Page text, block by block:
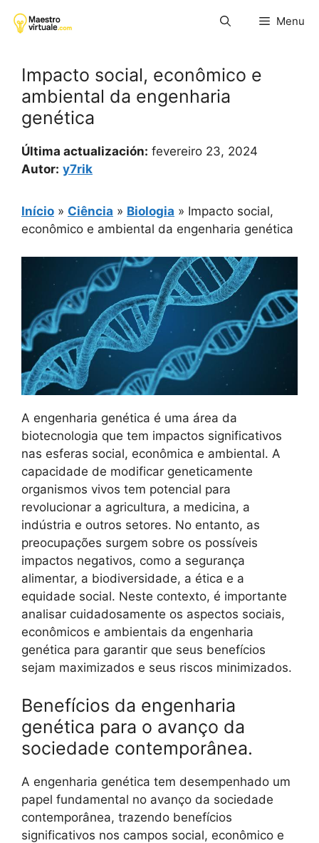
para
Menu
Impacto social, econômico e
ambiental da engenharia
genética
Última actualización: fevereiro 23, 2024
Autor: y7rik
Início » Ciência » Biologia » Impacto social,
econômico e ambiental da engenharia genética
A engenharia genética é uma área da
biotecnologia que tem impactos significativos
nas esferas social, econômica e ambiental. A
capacidade de modificar geneticamente
organismos vivos tem potencial para
revolucionar a agricultura, a medicina, a
indústria e outros setores. No entanto, as
preocupações surgem sobre os possíveis
impactos negativos, como a segurança
alimentar, a biodiversidade, a ética e a
equidade social. Neste contexto, é importante
analisar cuidadosamente os aspectos sociais,
econômicos e ambientais da engenharia
genética para garantir que seus benefícios
sejam maximizados e seus riscos minimizados.
Benefícios da engenharia
genética para o avanço da
sociedade contemporânea.
A engenharia genética tem desempenhado um
papel fundamental no avanço da sociedade
contemporânea, trazendo benefícios
significativos nos campos social, econômico e